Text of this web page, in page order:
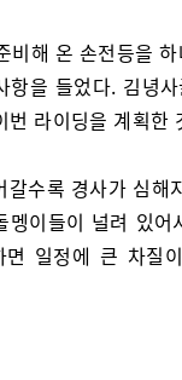
비해 온 손전등을
항을 들었다. 김녕
번 라이딩을 계획한
수록 경사가 심해
멩이들이 널려 있
면 일정에 큰 차질